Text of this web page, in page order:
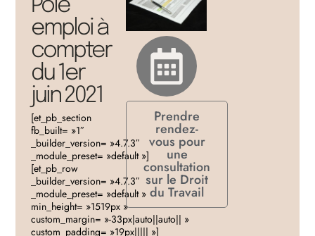
Pôle
emploi à
compter
du 1er
juin 2021
[et_pb_section
fb_built= »1″
_builder_version= »4.7.3″
_module_preset= »default »]
[et_pb_row
_builder_version= »4.7.3″
_module_preset= »default »
min_height= »1519px »
custom_margin= »-33px|auto||auto|| »
custom_padding= »19px||||| »]
Prendre
rendez-
vous pour
une
consultation
sur le Droit
du Travail